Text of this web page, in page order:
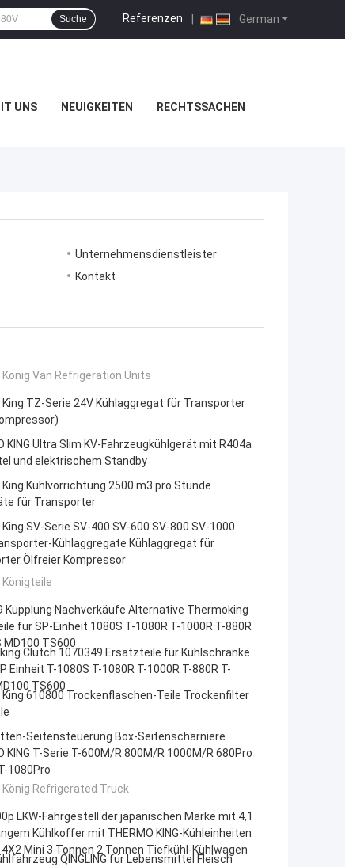
German
Referenzen |
Suche
UNS NEUIGKEITEN RECHTSSACHEN
Unternehmensdienstleister
Kontakt
Van Refrigeration Units
TZ-Serie 24V Kühlaggregat für Transporter
KING Ultra Slim KV-Fahrzeugkühlgerät mit R404a
und elektrischem Standby
Kühlvorrichtung 2500 m3 pro Stunde
für Transporter
SV-Serie SV-400 SV-600 SV-800 SV-1000
Kühlaggregate Kühlaggregat für
Ölfreier Kompressor
Kupplung Nachverkäufe Alternative Thermoking
für SP-Einheit 1080S T-1080R T-1000R T-880R
MD100 TS600
Clutch 1070349 Ersatzteile für Kühlschränke
Einheit T-1080S T-1080R T-1000R T-880R T-
TS600
610800 Trockenflaschen-Teile Trockenfilter
Seitensteuerung Box-Seitenscharniere
KING T-Serie T-600M/R 800M/R 1000M/R 680Pro
1080Pro
Refrigerated Truck
LKW-Fahrgestell der japanischen Marke mit 4,1
Kühlkoffer mit THERMO KING-Kühleinheiten
4X2 Mini 3 Tonnen 2 Tonnen Tiefkühl-Kühlwagen
QINGLING für Lebensmittel Fleisch